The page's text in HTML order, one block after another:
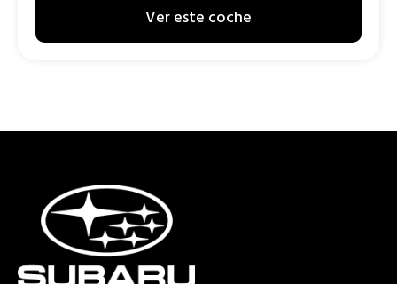
Ver este coche